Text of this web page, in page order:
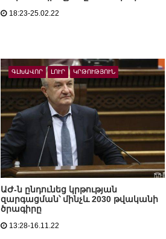
18:23-25.02.22
ԳԼԽԱՎՈՐ ԼՈՒՐ ԿՐԹՈՒԹՅՈՒՆ
ԱԺ-ն ընդունեց կրթության
զարգացման՝ մինչև 2030 թվականի
ծրագիրը
13:28-16.11.22